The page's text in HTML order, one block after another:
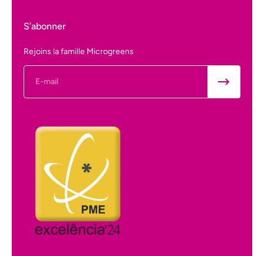
S’abonner
Rejoins la famille Microgreens